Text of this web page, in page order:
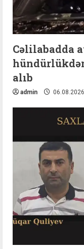
Cəlilabadda
alıb
admin 06.08.2026